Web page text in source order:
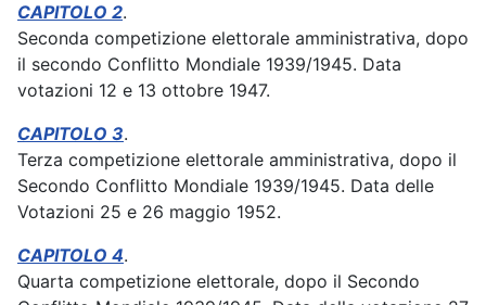
CAPITOLO 2.
Seconda competizione elettorale amministrativa, dopo
il secondo Conflitto Mondiale 1939/1945. Data
votazioni 12 e 13 ottobre 1947.
CAPITOLO 3.
Terza competizione elettorale amministrativa, dopo il
Secondo Conflitto Mondiale 1939/1945. Data delle
Votazioni 25 e 26 maggio 1952.
CAPITOLO 4.
Quarta competizione elettorale, dopo il Secondo